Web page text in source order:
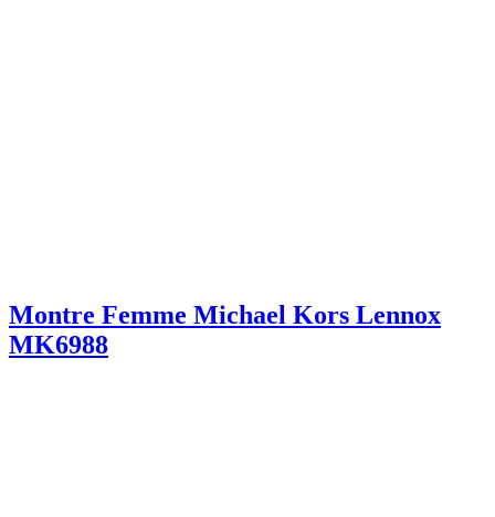
Montre Femme Michael Kors Lennox
MK6988